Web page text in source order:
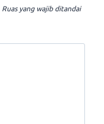
Ruas yang wajib ditandai